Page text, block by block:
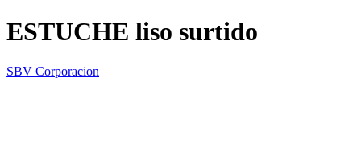
ESTUCHE liso surtido
SBV Corporacion